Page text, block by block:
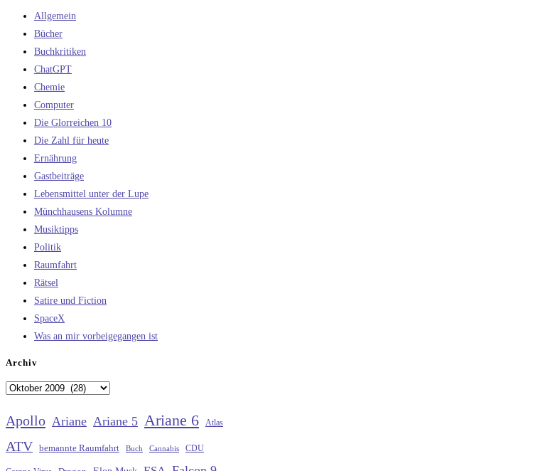
Allgemein
Bücher
Buchkritiken
ChatGPT
Chemie
Computer
Die Glorreichen 10
Die Zahl für heute
Ernährung
Gastbeiträge
Lebensmittel unter der Lupe
Münchhausens Kolumne
Musiktipps
Politik
Raumfahrt
Rätsel
Satire und Fiction
SpaceX
Was an mir vorbeigegangen ist
Archiv
Archiv
Apollo Ariane Ariane 5 Ariane 6 Atlas
ATV bemannte Raumfahrt Buch Cannabis CDU